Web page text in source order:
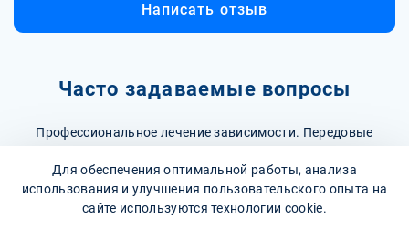
Написать отзыв
Часто задаваемые вопросы
Профессиональное лечение зависимости. Передовые
методики и препараты, процедуры
В каких случаях назначаются капельницы с
Для обеспечения оптимальной работы, анализа
использования и улучшения пользовательского опыта на
сайте используются технологии cookie.